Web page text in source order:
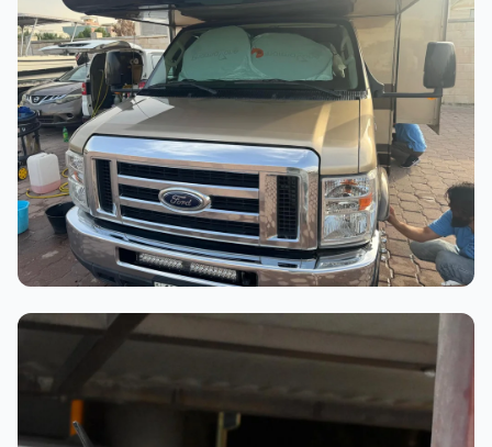
عملية الغسيل